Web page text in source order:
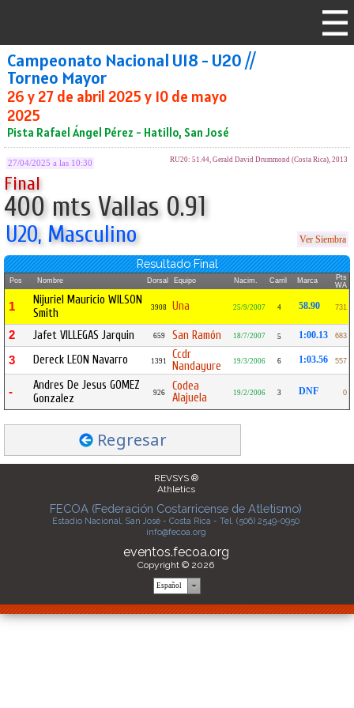
Campeonato Nacional U18 - U20 //
Torneo Mayor
26 y 27 de abril 2025 y 10 de mayo
2025
Pista Rafael Ángel Pérez - Hatillo, San José
27/04/2025 a las 10:30 RU20: 51.44, Gerald David Drummond (Costa Rica), 2013
Final
400 mts Vallas 0.91
U20, Masculino Ver Siembra
Resultado Final
Pos Nombre Dorsal Equipo Nacim. Carril Marca
Pts
WA
1
Nijuriel Mauricio WILSON
Smith
3908 Una 25/9/2007 4 58.90 731
2 Jafet VILLEGAS Jarquin 659 San Ramón 18/7/2007 5 1:00.13 683
3 Dereck LEON Navarro 1391
Ccdr
Nandayure
19/3/2006 6 1:03.56 557
-
Andres De Jesus GOMEZ
Gonzalez
926
Codea
Alajuela
19/2/2006 3 DNF 0
Regresar
REVSYS ®
Athletics
FECOA (Federación Costarricense de Atletismo)
Estadio Nacional, San José - Costa Rica - Tel. (506) 2549-0950
info@fecoa.org
eventos.fecoa.org
Copyright © 2026